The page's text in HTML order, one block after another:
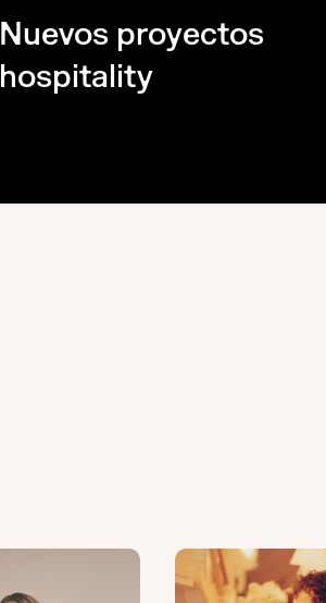
Nuevos proyectos
hospitality